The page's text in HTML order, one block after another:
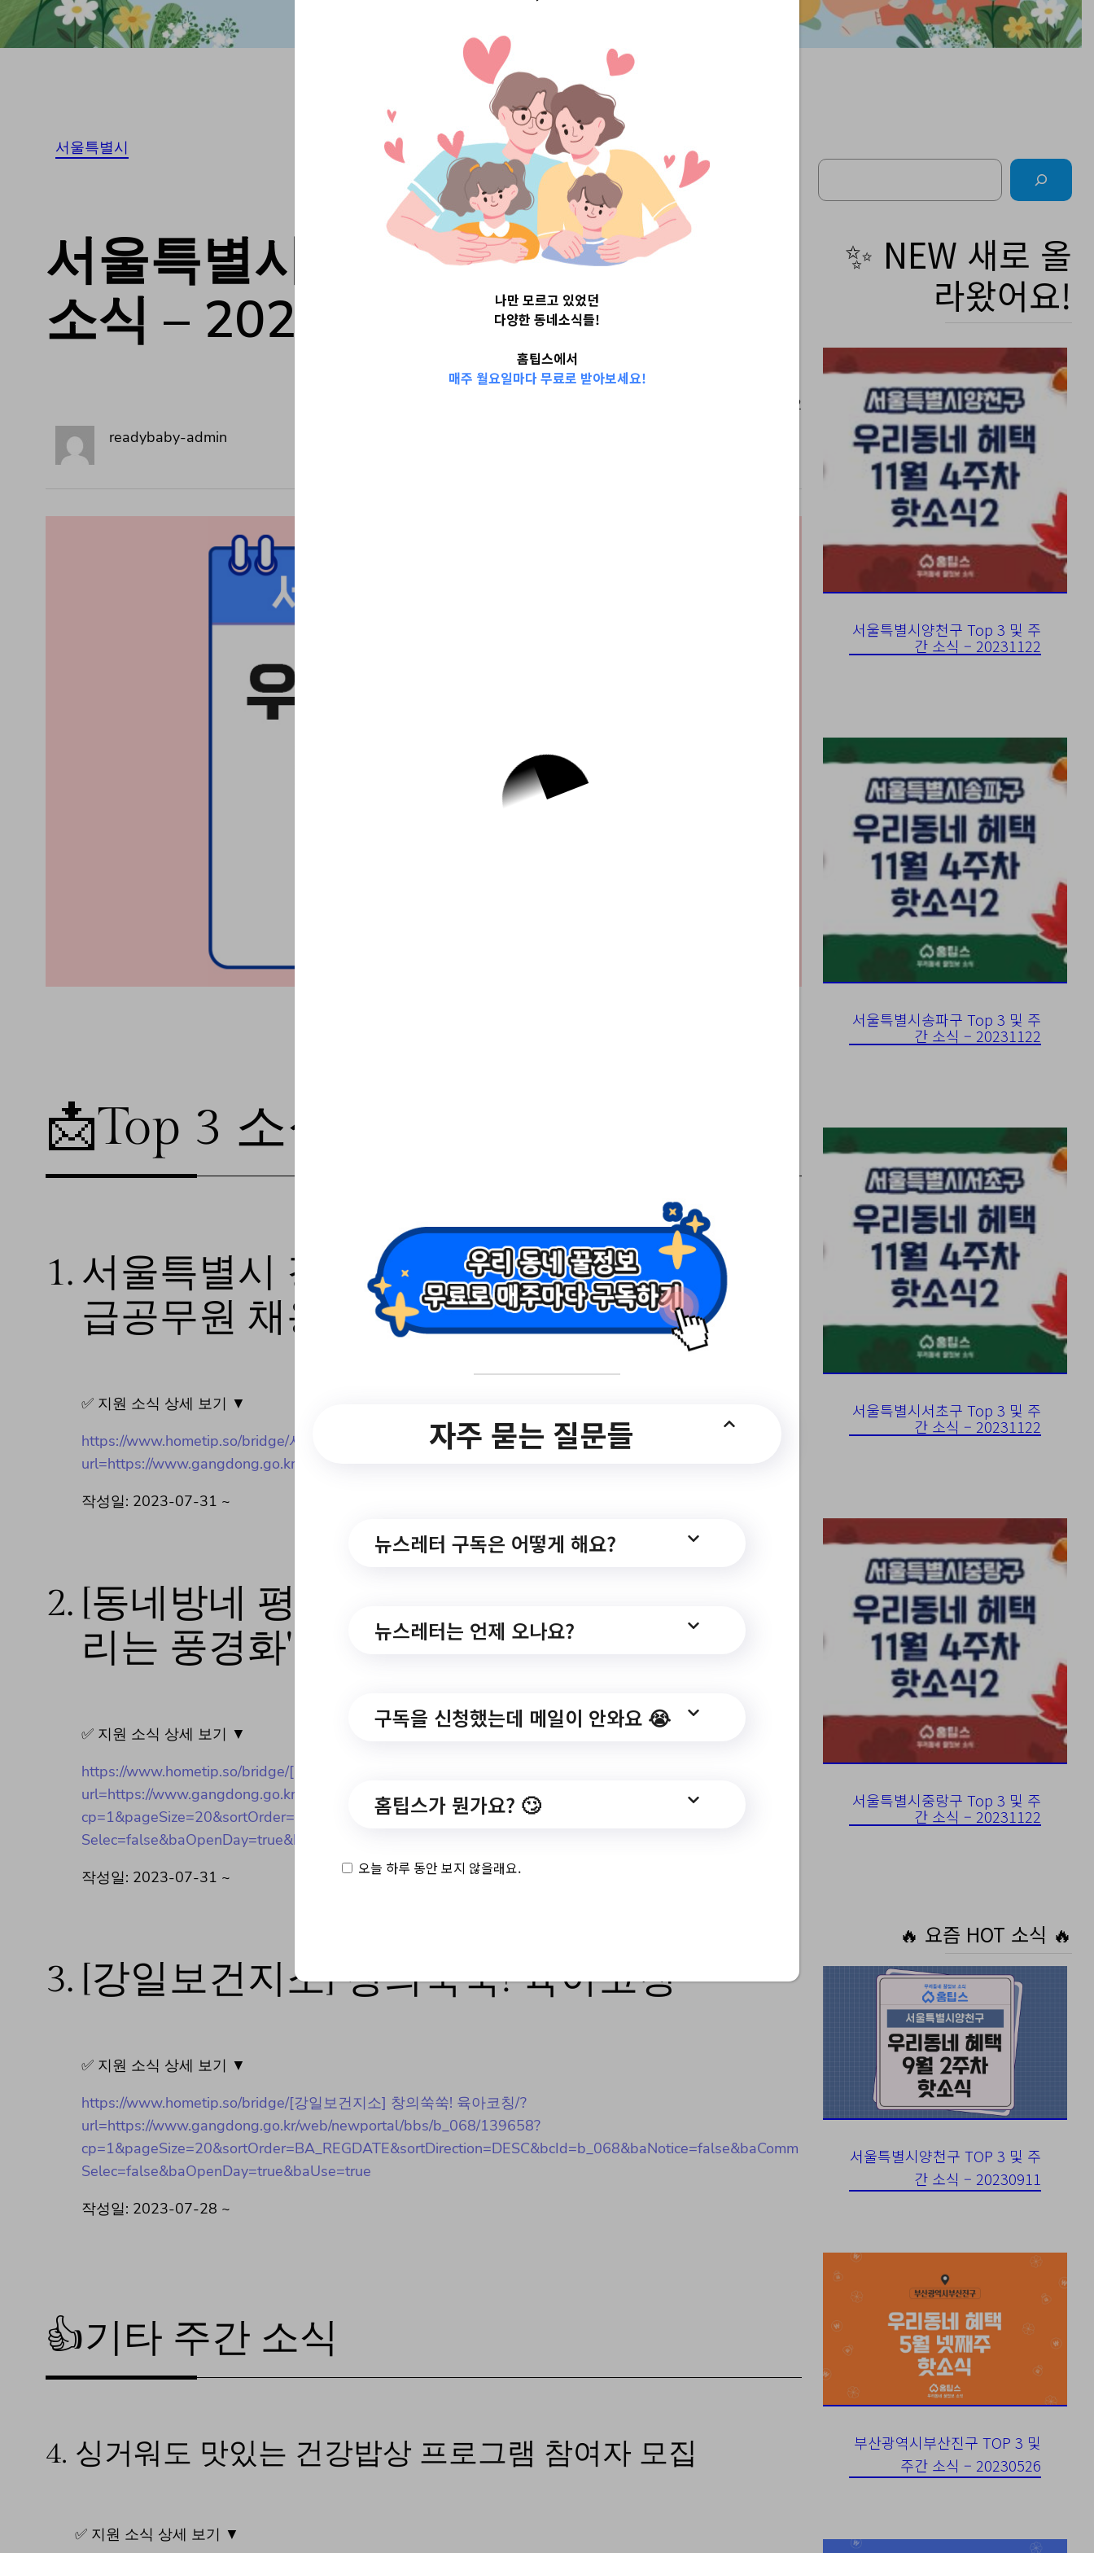
서울특별시
서울특별시강동구 Top 3 및 주간
소식 – 20230802
2023-08-02
readybaby-admin
📩Top 3 소식❕
1. 서울특별시 강동구 시간선택제임기제마
급공무원 채용 재공고(물리치료사)
✅ 지원 소식 상세 보기 ▼
https://www.hometip.so/bridge/서울특별시 강동구 시간선택제임기제마급공무원 채용 재공고(물리치료사)/?
url=https://www.gangdong.go.kr/web/newportal/notice/02/45788
작성일: 2023-07-31 ~
2. [동네방네 평생학습관] '오일파스텔로 그
리는 풍경화' 수강생 모집
✅ 지원 소식 상세 보기 ▼
https://www.hometip.so/bridge/[동네방네 평생학습관] '오일파스텔로 그리는 풍경화' 수강생 모집/?
url=https://www.gangdong.go.kr/web/newportal/bbs/b_068/139676?
cp=1&pageSize=20&sortOrder=BA_REGDATE&sortDirection=DESC&bcId=b_068&baNotice=false&baComm
Selec=false&baOpenDay=true&baUse=true
작성일: 2023-07-31 ~
3. [강일보건지소] 창의쑥쑥! 육아코칭
✅ 지원 소식 상세 보기 ▼
https://www.hometip.so/bridge/[강일보건지소] 창의쑥쑥! 육아코칭/?
url=https://www.gangdong.go.kr/web/newportal/bbs/b_068/139658?
cp=1&pageSize=20&sortOrder=BA_REGDATE&sortDirection=DESC&bcId=b_068&baNotice=false&baComm
Selec=false&baOpenDay=true&baUse=true
작성일: 2023-07-28 ~
👍기타 주간 소식
4. 싱거워도 맛있는 건강밥상 프로그램 참여자 모집
✅ 지원 소식 상세 보기 ▼
Search
✨ NEW 새로 올
라왔어요!
서울특별시양천구 Top 3 및 주
간 소식 – 20231122
서울특별시송파구 Top 3 및 주
간 소식 – 20231122
서울특별시서초구 Top 3 및 주
간 소식 – 20231122
서울특별시중랑구 Top 3 및 주
간 소식 – 20231122
🔥 요즘 HOT 소식 🔥
서울특별시양천구 TOP 3 및 주
간 소식 – 20230911
부산광역시부산진구 TOP 3 및
주간 소식 – 20230526
나만 모르고 있었던
다양한 동네소식들!
홈팁스에서
매주 월요일마다 무료로 받아보세요!
자주 묻는 질문들
뉴스레터 구독은 어떻게 해요?
뉴스레터는 언제 오나요?
구독을 신청했는데 메일이 안와요 😭
홈팁스가 뭔가요? 🙄
오늘 하루 동안 보지 않을래요.